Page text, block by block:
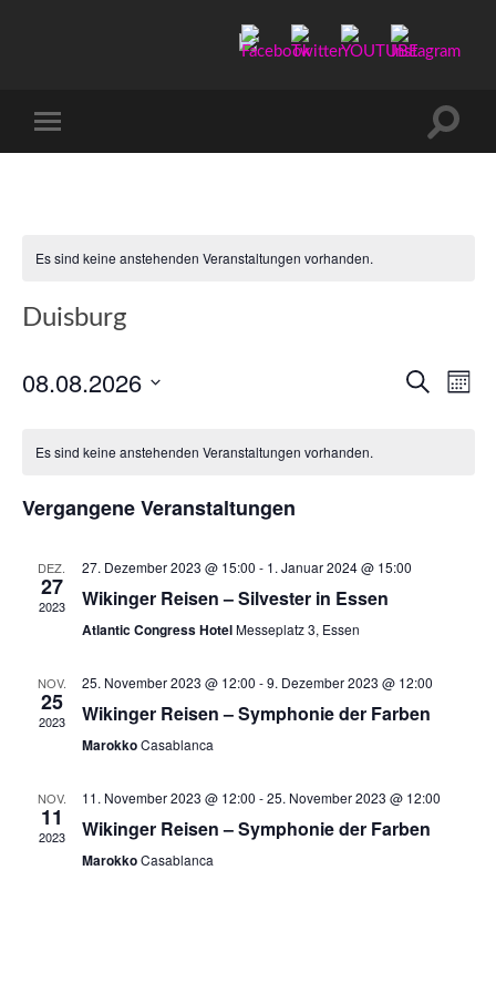
Manu-
Menü
Es sind keine anstehenden Veranstaltungen vorhanden.
Duisburg
Suche
08.08.2026
Es sind keine anstehenden Veranstaltungen vorhanden.
Vergangene Veranstaltungen
DEZ.
27
2023
27. Dezember 2023 @ 15:00 - 1. Januar 2024 @ 15:00
Wikinger Reisen – Silvester in Essen
Atlantic Congress HotelMesseplatz 3, Essen
NOV.
25
2023
25. November 2023 @ 12:00 -9. Dezember 2023 @ 12:00
Wikinger Reisen – Symphonie der Farben
MarokkoCasablanca
NOV.
11
2023
11. November 2023 @ 12:00 -25. November 2023 @ 12:00
Wikinger Reisen – Symphonie der Farben
MarokkoCasablanca